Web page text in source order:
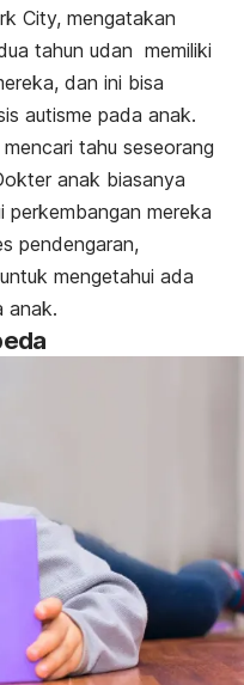
City, mengatakan
tahun udan memiliki
dan ini bisa
autisme pada anak.
tahu seseorang
anak biasanya
perkembangan mereka
pendengaran,
mengetahui ada
anak.